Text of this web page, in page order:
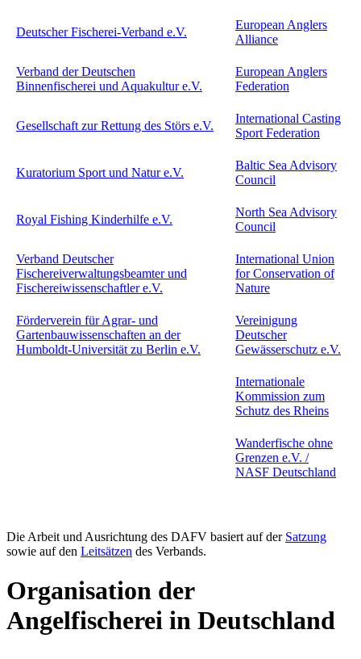
Deutscher Fischerei-Verband e.V.
European Anglers
Alliance
Verband der Deutschen
Binnenfischerei und Aquakultur e.V.
European Anglers
Federation
Gesellschaft zur Rettung des Störs e.V.
International Casting
Sport Federation
Kuratorium Sport und Natur e.V.
Baltic Sea Advisory
Council
Royal Fishing Kinderhilfe e.V.
North Sea Advisory
Council
Verband Deutscher
Fischereiverwaltungsbeamter und
Fischereiwissenschaftler e.V.
International Union
for Conservation of
Nature
Förderverein für Agrar- und
Gartenbauwissenschaften an der
Humboldt-Universität zu Berlin e.V.
Vereinigung
Deutscher
Gewässerschutz e.V.
Internationale
Kommission zum
Schutz des Rheins
Wanderfische ohne
Grenzen e.V. /
NASF Deutschland
Die Arbeit und Ausrichtung des DAFV basiert auf der Satzung
sowie auf den Leitsätzen des Verbands.
Organisation der
Angelfischerei in Deutschland